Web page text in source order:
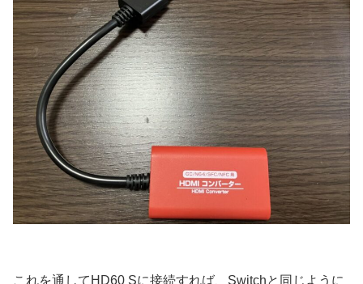
これを通してHD60 Sに接続すれば、Switchと同じように